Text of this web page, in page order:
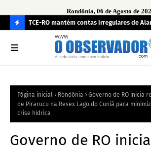
Rondônia, 06 de Agosto de
O
R
A
TCE-RO mantém contas irregulares de
multa e caso pode gerar Inelegibilidade
Página inicial Rondônia
Governo de RO inicia
de Pirarucu na Resex Lago do Cuniã para
crise hídrica
Governo de RO